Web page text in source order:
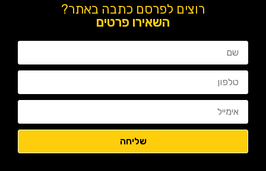
רוצים לפרסם כתבה באתר?
השאירו פרטים